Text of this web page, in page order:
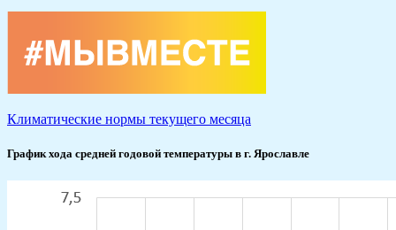
Климатические нормы текущего месяца
График хода средней годовой температуры в г. Ярославле